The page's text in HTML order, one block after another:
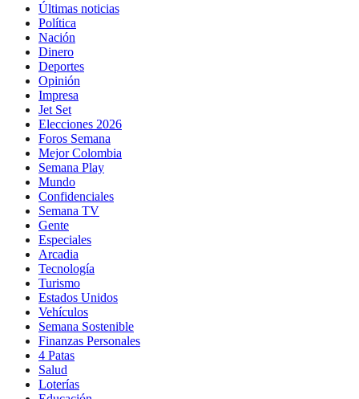
Últimas noticias
Política
Nación
Dinero
Deportes
Opinión
Impresa
Jet Set
Elecciones 2026
Foros Semana
Mejor Colombia
Semana Play
Mundo
Confidenciales
Semana TV
Gente
Especiales
Arcadia
Tecnología
Turismo
Estados Unidos
Vehículos
Semana Sostenible
Finanzas Personales
4 Patas
Salud
Loterías